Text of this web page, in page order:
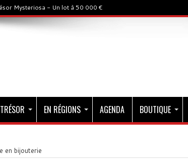
Mysteriosa - Un lot à 50 000 €
EN RÉGIONS AGENDA BOUTIQUE
en bijouterie